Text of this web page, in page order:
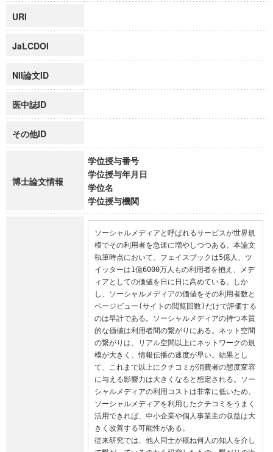
URI
JaLCDOI
NII論文ID
医中誌ID
その他ID
博士論文情報
学位授与番号
学位授与年月日
学位名
学位授与機関
ソーシャルメディアと呼ばれるサービスが世界規
模でその利用者を急速に増やしつつある。本論文
執筆時点において、フェイスブックは5億人、ツ
イッターは1億6000万人もの利用者を抱え、メデ
ィアとしての価値を日に日に高めている。しか
し、ソーシャルメディアの価値をその利用者数と
ページビュー(サイトの閲覧回数)だけで評価する
のは早計である。ソーシャルメディアの持つ本質
的な価値は利用者間の繋がりにある。ネット空間
の繋がりは、リアル空間以上にネットワークの規
模が大きく、情報伝播の速度が早い。結果とし
て、これまで以上にクチコミが消費者の態度変容
に与える影響力は大きくなると想定される。ソー
シャルメディアの利用コストは非常に低いため、
ソーシャルメディアを利用したクチコミをうまく
活用できれば、中小企業や個人事業主の収益は大
きく改善する可能性がある。
従来研究では、他人同士が概ね何人の知人を介し